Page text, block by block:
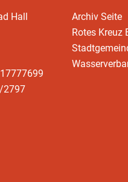
Hall
2797
Archiv Seite
Rotes Kreuz